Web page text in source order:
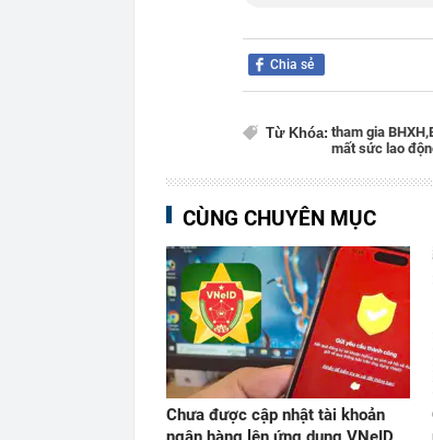
Chia sẻ
Từ Khóa: tham gia BHXH,
mất sức lao
CÙNG CHUYÊN MỤC
Chưa được cập nhật tài khoản